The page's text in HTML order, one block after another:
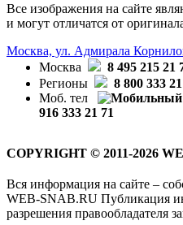
Все изображения на сайте
и могут отличатся от
Москва, ул. Адмирала
Москва
8 495 215 21
Регионы
8 800 333
Моб. тел
916 333 21 71
COPYRIGHT © 2011-2026
Вся информация на сайте –
WEB-SNAB.RU Публикация
разрешения правообладателя